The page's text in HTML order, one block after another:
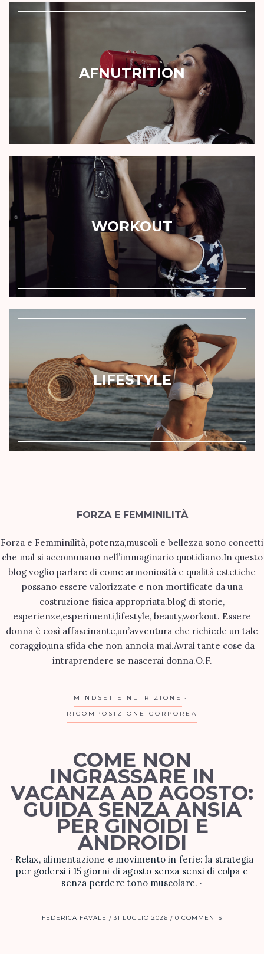
AFNUTRITION
WORKOUT
LIFESTYLE
FORZA E FEMMINILITÀ
Forza e Femminilità, potenza,muscoli e bellezza sono concetti
che mal si accomunano nell’immaginario quotidiano.In questo
blog voglio parlare di come armoniosità e qualità estetiche
possano essere valorizzate e non mortificate da una
costruzione fisica appropriata.blog di storie,
esperienze,esperimenti,lifestyle, beauty,workout. Essere
donna è così affascinante,un’avventura che richiede un tale
coraggio,una sfida che non annoia mai.Avrai tante cose da
intraprendere se nascerai donna.O.F.
MINDSET E NUTRIZIONE
RICOMPOSIZIONE CORPOREA
COME NON
INGRASSARE IN
VACANZA AD AGOSTO:
GUIDA SENZA ANSIA
PER GINOIDI E
ANDROIDI
· Relax, alimentazione e movimento in ferie: la strategia
per godersi i 15 giorni di agosto senza sensi di colpa e
senza perdere tono muscolare. ·
FEDERICA FAVALE 31 LUGLIO 2026 0 COMMENTS